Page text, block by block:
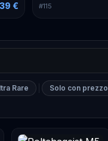
€ #115
Rare Solo con prezzo